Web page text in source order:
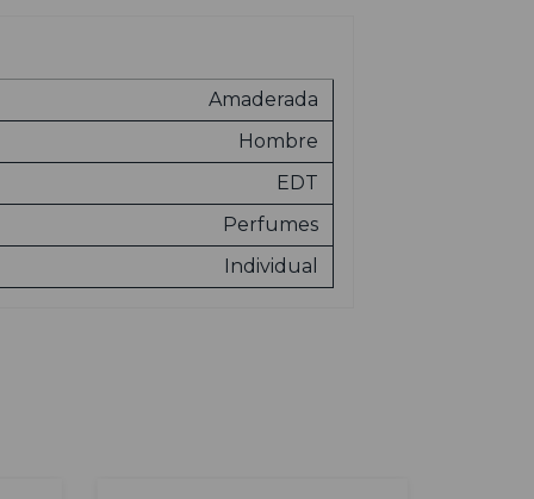
Amaderada
Hombre
EDT
Perfumes
Individual